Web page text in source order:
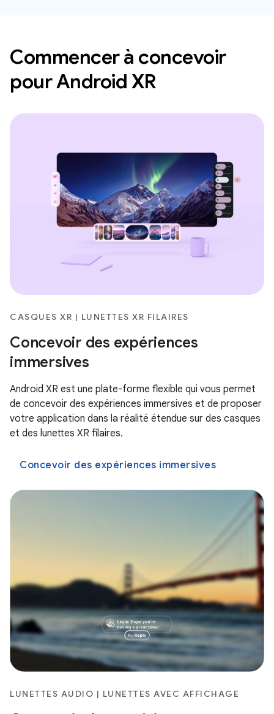
Commencer à concevoir
pour Android XR
CASQUES XR | LUNETTES XR FILAIRES
Concevoir des expériences
immersives
Android XR est une plate-forme flexible qui vous permet
de concevoir des expériences immersives et de proposer
votre application dans la réalité étendue sur des casques
et des lunettes XR filaires.
Concevoir des expériences immersives
LUNETTES AUDIO | LUNETTES AVEC AFFICHAGE